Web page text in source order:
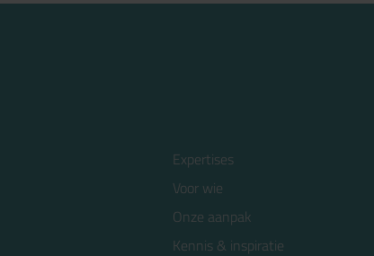
Expertises
Voor wie
Onze aanpak
Kennis & inspiratie